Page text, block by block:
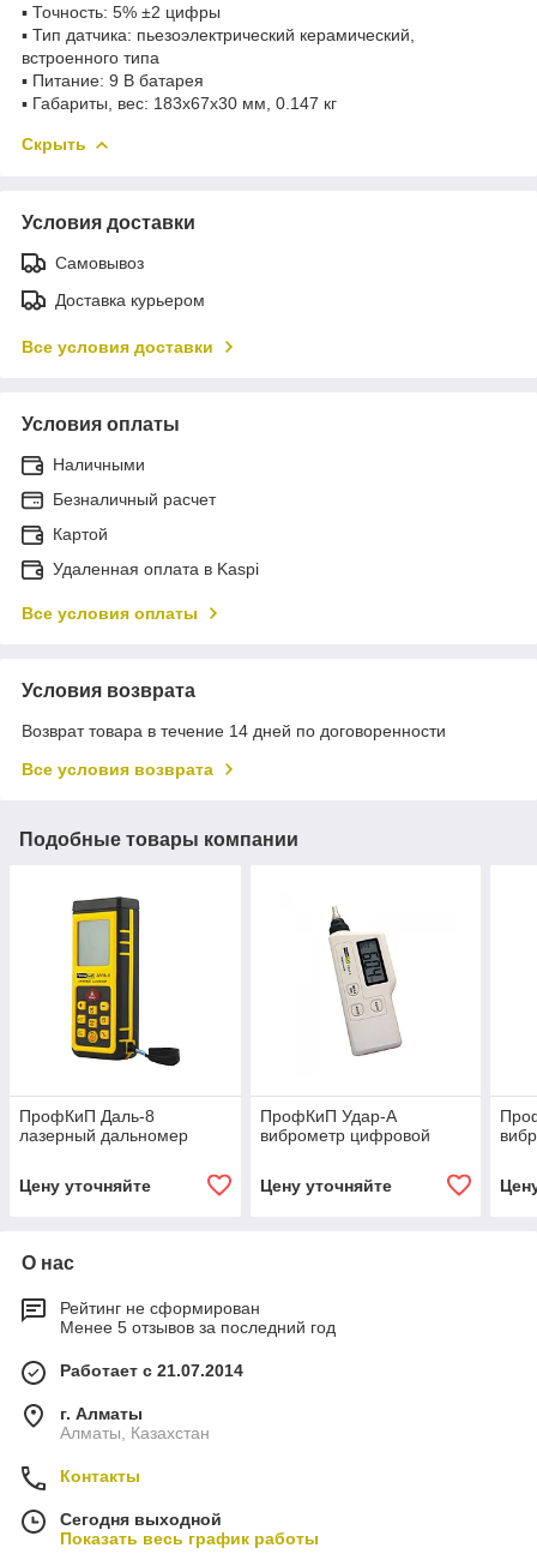
▪ Точность: 5% ±2 цифры
▪ Тип датчика: пьезоэлектрический керамический,
встроенного типа
▪ Питание: 9 В батарея
▪ Габариты, вес: 183х67х30 мм, 0.147 кг
Скрыть
Условия доставки
Самовывоз
Доставка курьером
Все условия доставки
Условия оплаты
Наличными
Безналичный расчет
Картой
Удаленная оплата в Kaspi
Все условия оплаты
Условия возврата
Возврат товара в течение 14 дней по договоренности
Все условия возврата
Подобные товары компании
ПрофКиП Даль-8
лазерный дальномер
Цену уточняйте
ПрофКиП Удар-A
виброметр цифровой
Цену уточняйте
О нас
Рейтинг не сформирован
Менее 5 отзывов за последний год
Работает с 21.07.2014
г. Алматы
Алматы, Казахстан
Контакты
Сегодня выходной
Показать весь график работы